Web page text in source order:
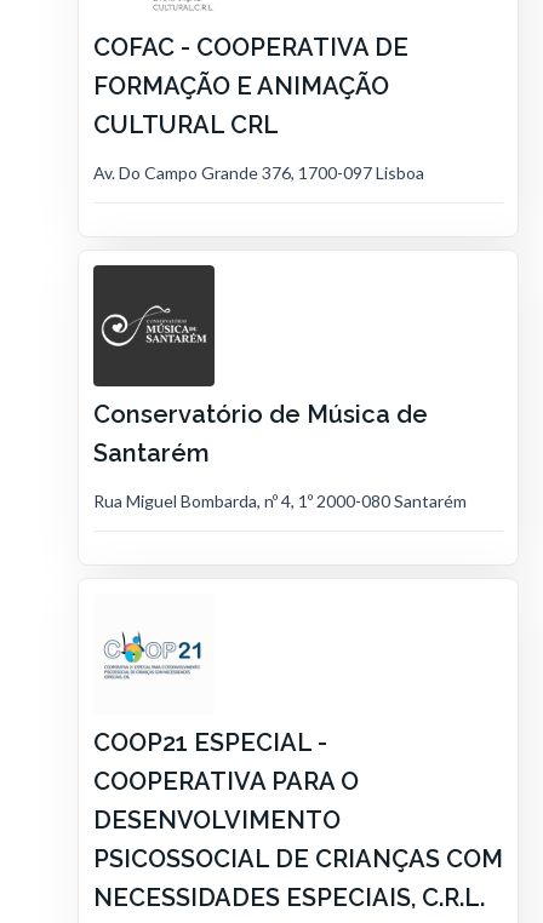
COFAC - COOPERATIVA DE
FORMAÇÃO E ANIMAÇÃO
CULTURAL CRL
Av. Do Campo Grande 376, 1700-097 Lisboa
Conservatório de Música de
Santarém
Rua Miguel Bombarda, nº 4, 1º 2000-080 Santarém
COOP21 ESPECIAL -
COOPERATIVA PARA O
DESENVOLVIMENTO
PSICOSSOCIAL DE CRIANÇAS COM
NECESSIDADES ESPECIAIS, C.R.L.